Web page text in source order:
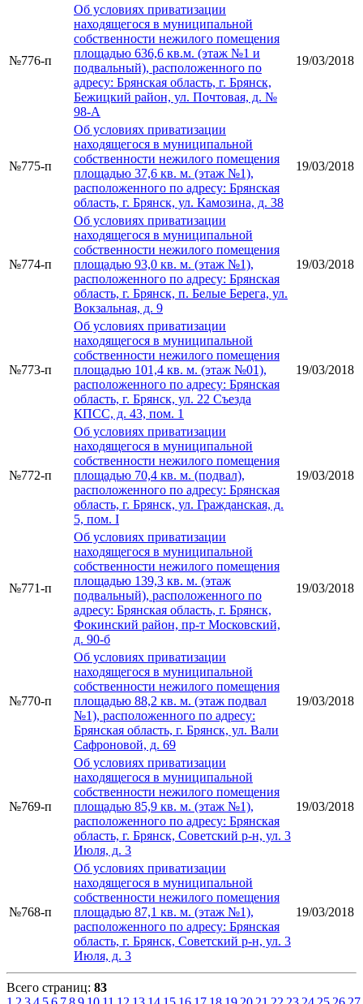
№776-п
Об условиях приватизации
находящегося в муниципальной
собственности нежилого помещения
площадью 636,6 кв.м. (этаж №1 и
подвальный), расположенного по
адресу: Брянская область, г. Брянск,
Бежицкий район, ул. Почтовая, д. №
98-А
19/03/2018
№775-п
Об условиях приватизации
находящегося в муниципальной
собственности нежилого помещения
площадью 37,6 кв. м. (этаж №1),
расположенного по адресу: Брянская
область, г. Брянск, ул. Камозина, д. 38
19/03/2018
№774-п
Об условиях приватизации
находящегося в муниципальной
собственности нежилого помещения
площадью 93,0 кв. м. (этаж №1),
расположенного по адресу: Брянская
область, г. Брянск, п. Белые Берега, ул.
Вокзальная, д. 9
19/03/2018
№773-п
Об условиях приватизации
находящегося в муниципальной
собственности нежилого помещения
площадью 101,4 кв. м. (этаж №01),
расположенного по адресу: Брянская
область, г. Брянск, ул. 22 Съезда
КПСС, д. 43, пом. 1
19/03/2018
№772-п
Об условиях приватизации
находящегося в муниципальной
собственности нежилого помещения
площадью 70,4 кв. м. (подвал),
расположенного по адресу: Брянская
область, г. Брянск, ул. Гражданская, д.
5, пом. I
19/03/2018
№771-п
Об условиях приватизации
находящегося в муниципальной
собственности нежилого помещения
площадью 139,3 кв. м. (этаж
подвальный), расположенного по
адресу: Брянская область, г. Брянск,
Фокинский район, пр-т Московский,
д. 90-б
19/03/2018
№770-п
Об условиях приватизации
находящегося в муниципальной
собственности нежилого помещения
площадью 88,2 кв. м. (этаж подвал
№1), расположенного по адресу:
Брянская область, г. Брянск, ул. Вали
Сафроновой, д. 69
19/03/2018
№769-п
Об условиях приватизации
находящегося в муниципальной
собственности нежилого помещения
площадью 85,9 кв. м. (этаж №1),
расположенного по адресу: Брянская
область, г. Брянск, Советский р-н, ул. 3
Июля, д. 3
19/03/2018
№768-п
Об условиях приватизации
находящегося в муниципальной
собственности нежилого помещения
площадью 87,1 кв. м. (этаж №1),
расположенного по адресу: Брянская
область, г. Брянск, Советский р-н, ул. 3
Июля, д. 3
19/03/2018
Всего страниц: 83